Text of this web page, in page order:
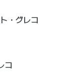
・グレコ
コ